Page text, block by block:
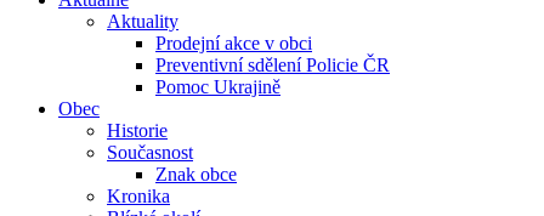
Aktuality
Prodejní akce v obci
Preventivní sdělení Policie ČR
Pomoc Ukrajině
Obec
Historie
Současnost
Znak obce
Kronika